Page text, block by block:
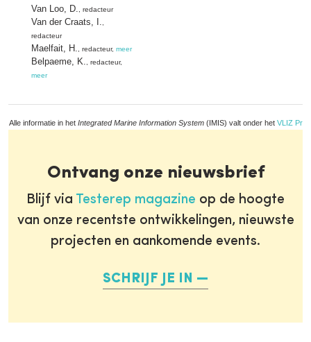
Van Loo, D. , redacteur
Van der Craats, I.
redacteur
Maelfait, H. , redacteur, meer
Belpaeme, K. , redacteur,
meer
Alle informatie in het Integrated Marine Information System (IMIS) valt onder het VLIZ
Ontvang onze nieuwsbrief
Blijf via Testerep magazine op de hoogte
van onze recentste ontwikkelingen, nieuwste
projecten en aankomende events.
SCHRIJF JE IN